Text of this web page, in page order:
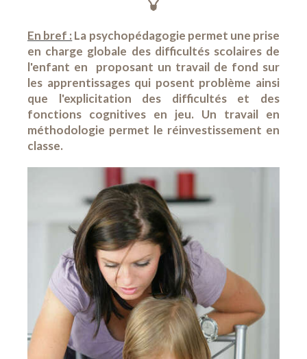
En bref : La psychopédagogie permet une prise
en charge globale des difficultés scolaires de
l'enfant en proposant un travail de fond sur
les apprentissages qui posent problème ainsi
que l'explicitation des difficultés et des
fonctions cognitives en jeu. Un travail en
méthodologie permet le réinvestissement en
classe.